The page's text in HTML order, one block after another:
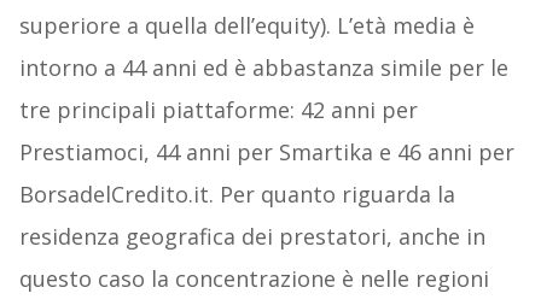
superiore a quella dell’equity). L’età media è
intorno a 44 anni ed è abbastanza simile per le
tre principali piattaforme: 42 anni per
Prestiamoci, 44 anni per Smartika e 46 anni per
BorsadelCredito.it. Per quanto riguarda la
residenza geografica dei prestatori, anche in
questo caso la concentrazione è nelle regioni